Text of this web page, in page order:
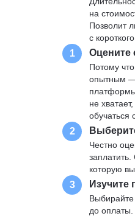
на
Позволит
с
1 Оцените
Потому
опытным —
платформы
не
обучаться
2
Честно
которую
3 Изучите
до